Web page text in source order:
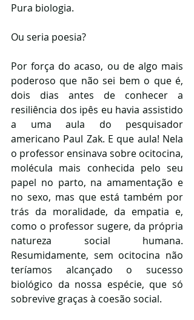
Pura biologia.
Ou seria poesia?
Por força do acaso, ou de algo mais
poderoso que não sei bem o que é,
dois dias antes de conhecer a
resiliência dos ipês eu havia assistido
a uma aula do pesquisador
americano Paul Zak. E que aula! Nela
o professor ensinava sobre ocitocina,
molécula mais conhecida pelo seu
papel no parto, na amamentação e
no sexo, mas que está também por
trás da moralidade, da empatia e,
como o professor sugere, da própria
natureza social humana.
Resumidamente, sem ocitocina não
teríamos alcançado o sucesso
biológico da nossa espécie, que só
sobrevive graças à coesão social.